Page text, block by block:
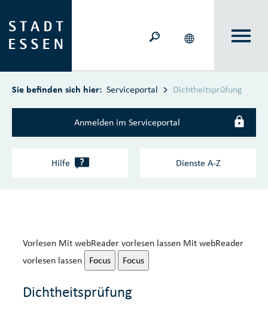
Sie befinden sich hier: Serviceportal Dichtheitsprüfung
Anmelden im Serviceportal
Hilfe ? Dienste A‑Z
Vorlesen Mit webReader vorlesen lassen Mit webReader
vorlesen lassen
Focus Focus
Dichtheitsprüfung